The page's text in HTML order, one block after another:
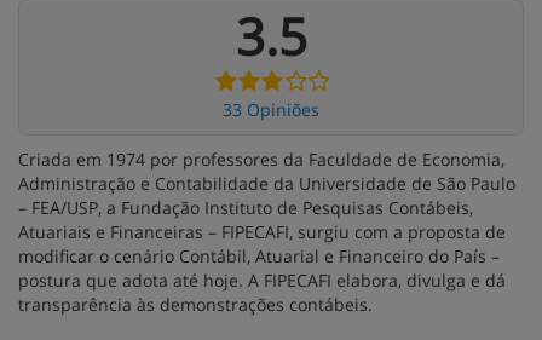
3.5
33 Opiniões
Criada em 1974 por professores da Faculdade de Economia,
Administração e Contabilidade da Universidade de São Paulo
– FEA/USP, a Fundação Instituto de Pesquisas Contábeis,
Atuariais e Financeiras – FIPECAFI, surgiu com a proposta de
modificar o cenário Contábil, Atuarial e Financeiro do País –
postura que adota até hoje. A FIPECAFI elabora, divulga e dá
transparência às demonstrações contábeis.